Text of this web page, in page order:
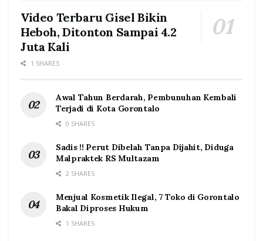
Video Terbaru Gisel Bikin
Heboh, Ditonton Sampai 4.2
Juta Kali
1 SHARES
Awal Tahun Berdarah, Pembunuhan Kembali
Terjadi di Kota Gorontalo
0 SHARES
Sadis !! Perut Dibelah Tanpa Dijahit, Diduga
Malpraktek RS Multazam
2 SHARES
Menjual Kosmetik Ilegal, 7 Toko di Gorontalo
Bakal Diproses Hukum
1 SHARES